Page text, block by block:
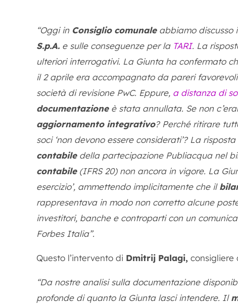
“Oggi in Consiglio comunaleabbiamo discusso
S.p.A. e sulle conseguenze per la TARI. La
ulteriori interrogativi. La Giunta ha confermato
il 2 aprile era accompagnato da pareri favorevoli
società di revisione PwC. Eppure, a distanza di
documentazioneè stata annullata. Se non
aggiornamento integrativo? Perché ritirare
soci ‘non devono essere considerati’? La
contabiledella partecipazione Publiacqua nel
contabile(IFRS 20) non ancora in vigore. La
esercizio’, ammettendo implicitamente che il
rappresentava in modo non corretto alcune
investitori, banche e controparti con un
Forbes Italia”.
Questo l’intervento di Dmitrij Palagi, consigliere
“Da nostre analisi sulla documentazione
profonde di quanto la Giunta lasci intendere. Il